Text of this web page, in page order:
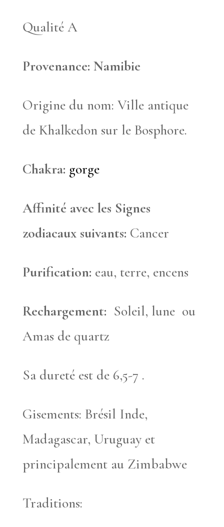
Qualité A
Provenance: Namibie
Origine du nom: Ville antique
de Khalkedon sur le Bosphore.
Chakra: gorge
Affinité avec les Signes
zodiacaux suivants: Cancer
Purification: eau, terre, encens
Rechargement: Soleil, lune ou
Amas de quartz
Sa dureté est de 6,5-7 .
Gisements: Brésil Inde,
Madagascar, Uruguay et
principalement au Zimbabwe
Traditions: